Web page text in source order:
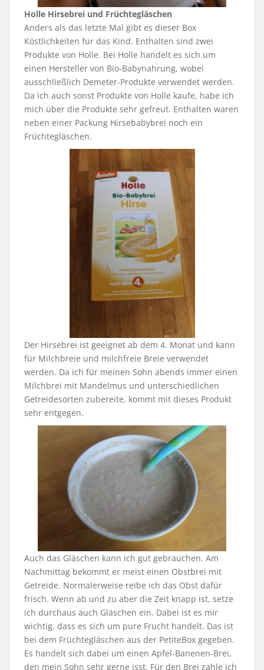
Holle Hirsebrei und Früchtegläschen
Anders als das letzte Mal gibt es dieser Box
Köstlichkeiten für das Kind. Enthalten sind zwei
Produkte von Holle. Bei Holle handelt es sich um
einen Hersteller von Bio-Babynahrung, wobei
ausschließlich Demeter-Produkte verwendet werden.
Da ich auch sonst Produkte von Holle kaufe, habe ich
mich über die Produkte sehr gefreut. Enthalten waren
neben einer Packung Hirsebabybrei noch ein
Früchtegläschen.
Der Hirsebrei ist geeignet ab dem 4. Monat und kann
für Milchbreie und milchfreie Breie verwendet
werden. Da ich für meinen Sohn abends immer einen
Milchbrei mit Mandelmus und unterschiedlichen
Getreidesorten zubereite, kommt mit dieses Produkt
sehr entgegen.
Auch das Gläschen kann ich gut gebrauchen. Am
Nachmittag bekommt er meist einen Obstbrei mit
Getreide. Normalerweise reibe ich das Obst dafür
frisch. Wenn ab und zu aber die Zeit knapp ist, setze
ich durchaus auch Gläschen ein. Dabei ist es mir
wichtig, dass es sich um pure Frucht handelt. Das ist
bei dem Früchtegläschen aus der PetiteBox gegeben.
Es handelt sich dabei um einen Apfel-Banenen-Brei,
den mein Sohn sehr gerne isst. Für den Brei zahle ich